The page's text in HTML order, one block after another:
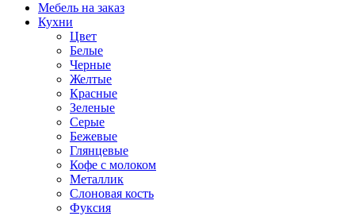
Мебель на заказ
Кухни
Цвет
Белые
Черные
Желтые
Красные
Зеленые
Серые
Бежевые
Глянцевые
Кофе с молоком
Металлик
Слоновая кость
Фуксия